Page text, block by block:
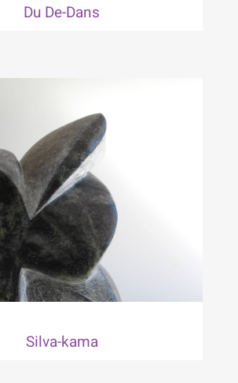
Du De-Dans
Silva-kama